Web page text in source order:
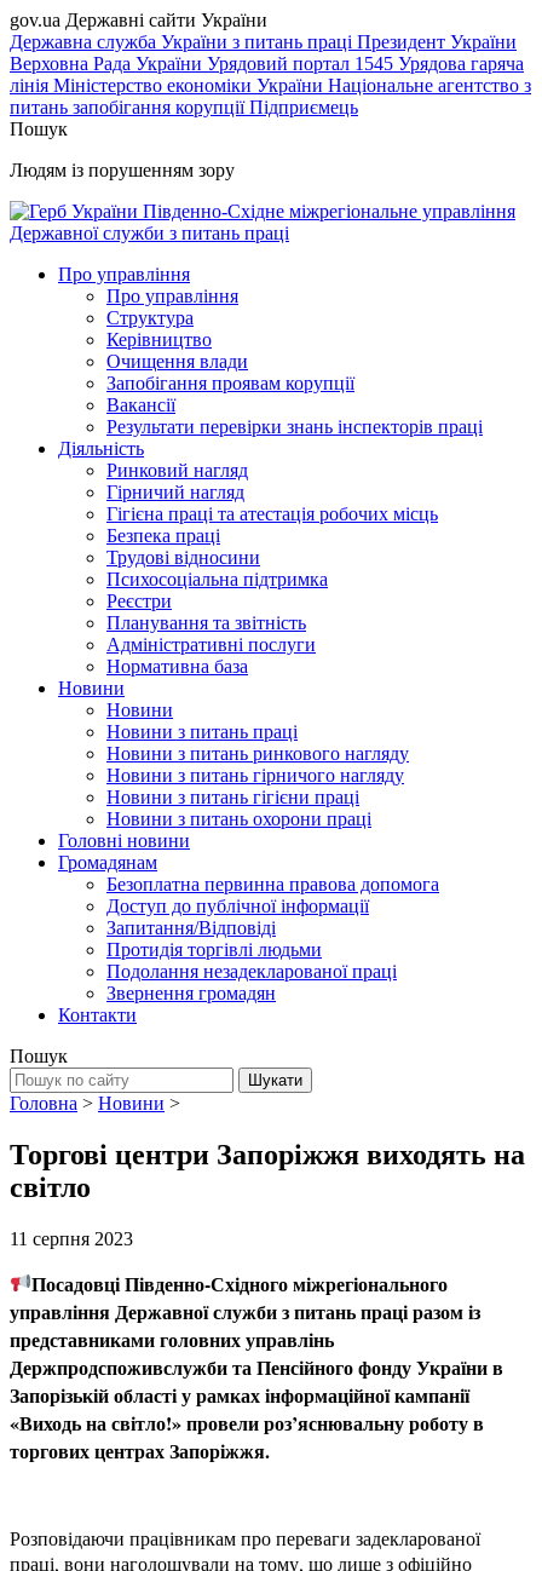
gov.ua Державні сайти України
Державна служба України з питань праці Президент України
Верховна Рада України Урядовий портал 1545 Урядова гаряча
лінія Міністерство економіки України Національне агентство з
питань запобігання корупціїПідприємець
Пошук
Людям із порушенням зору
Південно-Східне міжрегіональне управління
Державної служби з питань праці
Про управління
Про управління
Структура
Керівництво
Очищення влади
Запобігання проявам корупції
Вакансії
Результати перевірки знань інспекторів праці
Діяльність
Ринковий нагляд
Гірничий нагляд
Гігієна праці та атестація робочих місць
Безпека праці
Трудові відносини
Психосоціальна підтримка
Реєстри
Планування та звітність
Адміністративні послуги
Нормативна база
Новини
Новини
Новини з питань праці
Новини з питань ринкового нагляду
Новини з питань гірничого нагляду
Новини з питань гігієни праці
Новини з питань охорони праці
Головні новини
Громадянам
Безоплатна первинна правова допомога
Доступ до публічної інформації
Запитання/Відповіді
Протидія торгівлі людьми
Подолання незадекларованої праці
Звернення громадян
Контакти
Пошук
Головна > Новини >
Торгові центри Запоріжжя виходять на
світло
11 серпня 2023
Посадовці Південно-Східного міжрегіонального
управління Державної служби з питань праціразом із
представниками головних управлінь
Держпродспоживслужби та Пенсійного фонду України в
Запорізькій області у рамках інформаційної кампанії
«Виходь на світло!» провели роз’яснювальну роботу в
торгових центрах Запоріжжя.
Розповідаючи працівникам про переваги задекларованої
праці, вони наголошували на тому, що лише з офіційно